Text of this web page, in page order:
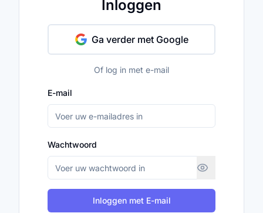
Inloggen
Ga verder met Google
Of log in met e-mail
E-mail
Wachtwoord
Inloggen met E-mail